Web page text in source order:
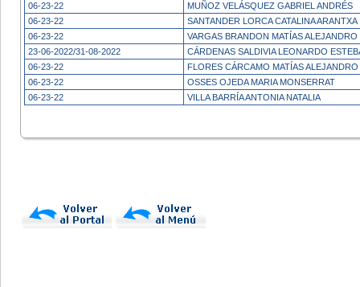
06-23-22
MUÑOZ VELÁSQUEZ GABRIEL ANDRÉS
06-23-22
SANTANDER LORCA CATALINA ARANTXA
06-23-22
VARGAS BRANDON MATÍAS ALEJANDRO
23-06-2022/31-08-2022
CÁRDENAS SALDIVIA LEONARDO
06-23-22
FLORES CÁRCAMO MATÍAS ALEJANDRO
06-23-22
OSSES OJEDA MARIA MONSERRAT
06-23-22
VILLA BARRÍA ANTONIA NATALIA